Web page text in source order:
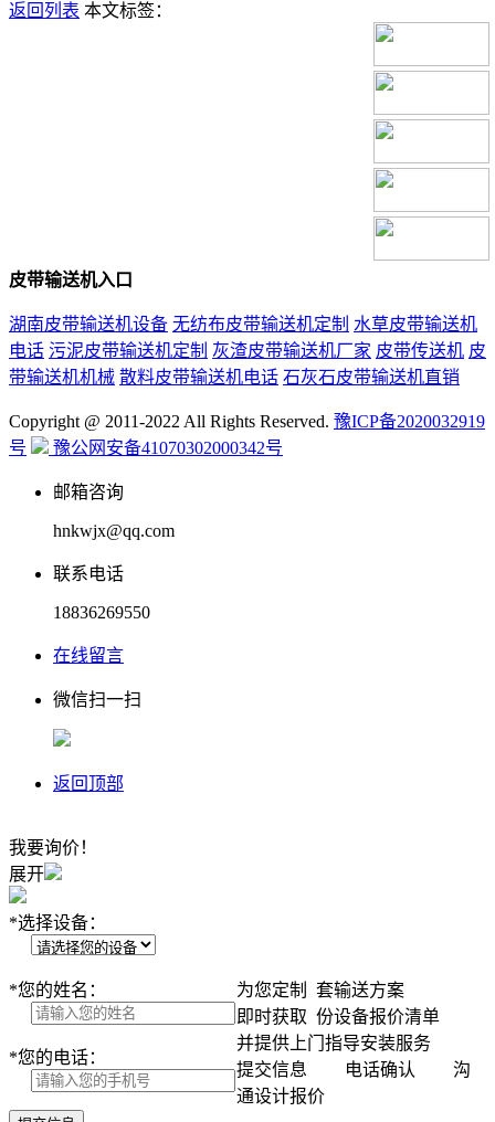
返回列表 本文标签：
皮带输送机入口
湖南皮带输送机设备 无纺布皮带输送机定制 水草皮带输送机
电话 污泥皮带输送机定制 灰渣皮带输送机厂家 皮带传送机 皮
带输送机机械 散料皮带输送机电话 石灰石皮带输送机直销
Copyright @ 2011-2022 All Rights Reserved. 豫ICP备2020032919
号
豫公网安备41070302000342号
邮箱咨询
hnkwjx@qq.com
联系电话
18836269550
在线留言
微信扫一扫
返回顶部
我要询价！
展开
*选择设备：
*您的姓名：
*您的电话：
为您定制
套输送方案
即时获取 份设备报价清单
并提供上门指导安装服务
提交信息
电话确认
沟
通设计报价